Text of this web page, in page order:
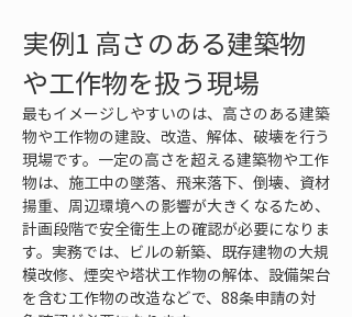
実例1 高さのある建築物
や工作物を扱う現場
最もイメージしやすいのは、高さのある建築
物や工作物の建設、改造、解体、破壊を行う
現場です。一定の高さを超える建築物や工作
物は、施工中の墜落、飛来落下、倒壊、資材
揚重、周辺環境への影響が大きくなるため、
計画段階で安全衛生上の確認が必要になりま
す。実務では、ビルの新築、既存建物の大規
模改修、煙突や塔状工作物の解体、設備架台
を含む工作物の改造などで、88条申請の対